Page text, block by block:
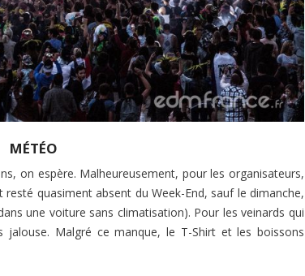
MÉTÉO
on espère. Malheureusement, pour les organisateurs,
quasiment absent du Week-End, sauf le dimanche,
une voiture sans climatisation). Pour les veinards qui
Malgré ce manque, le T-Shirt et les boissons